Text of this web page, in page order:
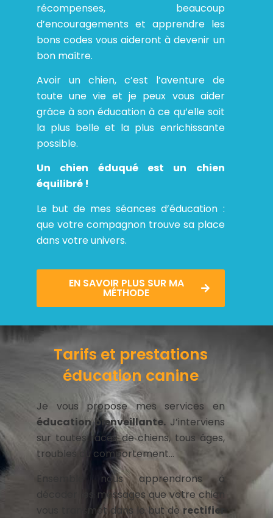
récompenses, beaucoup
d’encouragements et apprendre les
bons codes vous aideront à devenir un
bon maître.
Avoir un chien, c’est l’aventure de
toute une vie et je peux vous aider
grâce à son éducation à ce qu’elle soit
la plus belle et la plus enrichissante
possible.
Un chien éduqué est un chien
équilibré !
Le but de mes séances d’éducation :
que votre compagnon trouve sa place
dans votre univers.
EN SAVOIR PLUS SUR MA
MÉTHODE
Tarifs et prestations
éducation canine
Je vous propose mes services en
éducation bienveillante. J’interviens
sur toutes races de chiens, tous âges,
troubles du comportement…
Ensemble nous apprendrons à
décoder les messages que votre chien
vous transmet dans le but derectifier